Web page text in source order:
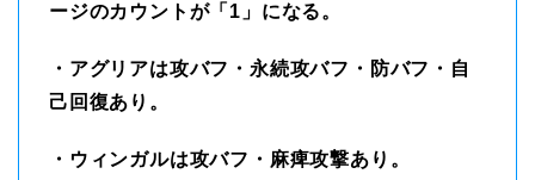
ージのカウントが「1」になる。
・アグリアは攻バフ・永続攻バフ・防バフ・自
己回復あり。
・ウィンガルは攻バフ・麻痺攻撃あり。